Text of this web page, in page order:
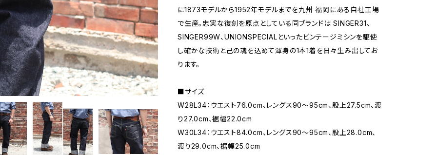
に1873モデルから1952年モデルまでを九州 福岡にある自社工場
で生産。忠実な復刻を原点としている同ブランドは SINGER31、
SINGER99W、UNIONSPECIALといったビンテージミシンを駆使
し確かな技術と己の魂を込めて渾身の1本1着を日々生み出してお
ります。
■サイズ
W28L34：ウエスト76.0cm、レングス90〜95cm、股上27.5cm、渡
り27.0cm、裾幅22.0cm
W30L34：ウエスト84.0cm、レングス90〜95cm、股上28.0cm、
渡り29.0cm、裾幅25.0cm